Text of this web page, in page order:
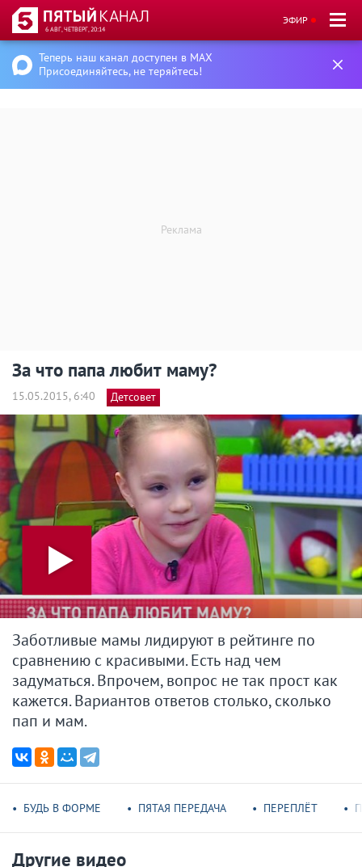
6 АВГ, ЧЕТВЕРГ, 20:14
ЭФИР
Теперь наш канал доступен в MAX
Присоединяйтесь, не теряйтесь!
За что папа любит маму?
15.05.2015, 6:40 Детсовет
Заботливые мамы лидируют в рейтинге по
сравнению с красивыми. Есть над чем
задуматься. Впрочем, вопрос не так прост как
кажется. Вариантов ответов столько, сколько
пап и мам.
БУДЬ В ФОРМЕ ПЯТАЯ ПЕРЕДАЧА ПЕРЕПЛЁТ
Другие видео